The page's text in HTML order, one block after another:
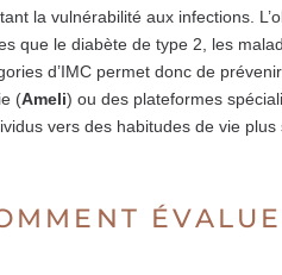
la vulnérabilité aux infections.
que le diabète de type 2, les
d’IMC permet donc de
(Ameli) ou des plateformes
vers des habitudes de vie plus